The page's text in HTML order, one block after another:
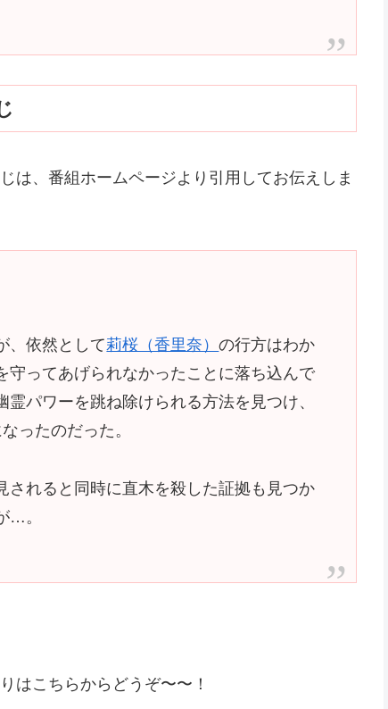
は、番組ホームページより引用してお伝えしま
、依然として莉桜（香里奈）の行方はわか
守ってあげられなかったことに落ち込んで
霊パワーを跳ね除けられる方法を見つけ、
ったのだった。
されると同時に直木を殺した証拠も見つか
…。
はこちらからどうぞ〜〜！